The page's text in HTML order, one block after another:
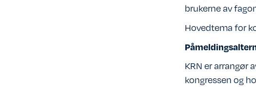
brukerne av
Hovedtema for
KRN er arrangør
kongressen og